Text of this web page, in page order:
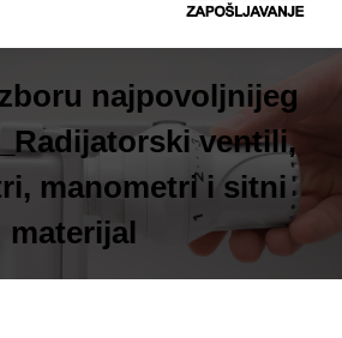
najpovoljnijeg
ventili,
manometri i sitni
materijal